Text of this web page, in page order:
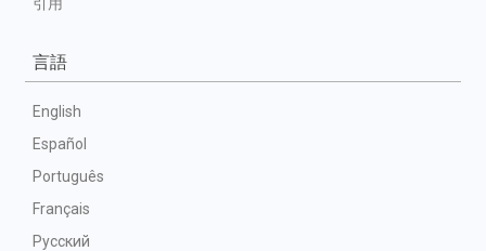
言語
English
Español
Português
Français
Русский